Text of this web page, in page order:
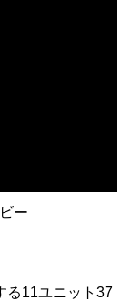
ー
る11ユニット37